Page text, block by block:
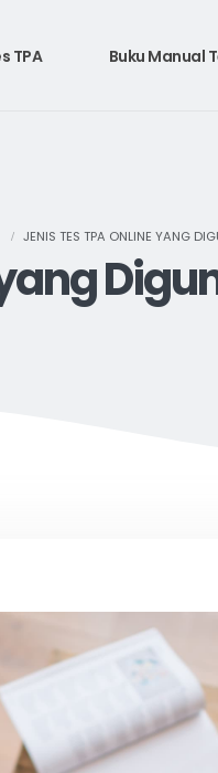
TPA Buku Manual
JENIS TES TPA ONLINE YANG